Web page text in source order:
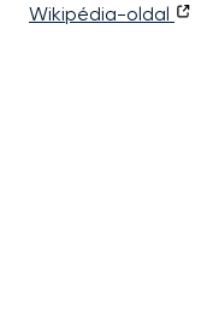
Wikipédia-oldal